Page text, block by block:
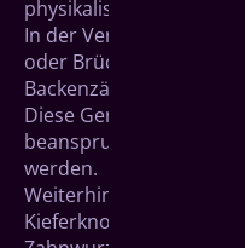
physikalischen
In der Vergangenheit
oder
Backenzähne häufig
Diese Gerüste können
beanspruchbaren
werden.
Weiterhin können
Kieferknochen